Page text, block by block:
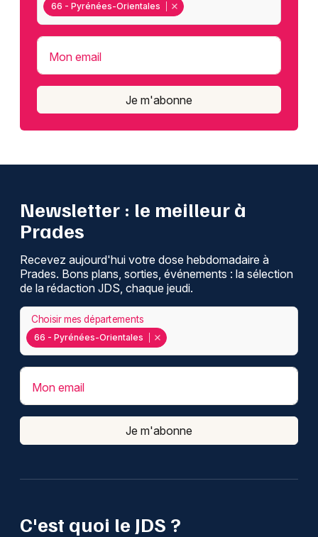
66 - Pyrénées-Orientales
Mon email
Je m'abonne
C'est quoi le JDS ?
Newsletter : le meilleur à
Prades
Recevez aujourd'hui votre dose hebdomadaire à
Prades. Bons plans, sorties, événements : la sélection
de la rédaction JDS, chaque jeudi.
66 - Pyrénées-Orientales
Choisir mes départements
Mon email
Je m'abonne